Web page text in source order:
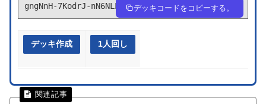
gngNnH-7KodrJ-nN6NLL デッキコードをコピーする。
デッキ作成 1人回し